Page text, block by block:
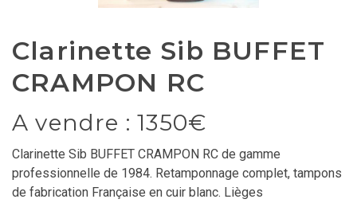
Clarinette Sib BUFFET
CRAMPON RC
A vendre : 1350€
Clarinette Sib BUFFET CRAMPON RC de gamme
professionnelle de 1984. Retamponnage complet, tampons
de fabrication Française en cuir blanc. Lièges